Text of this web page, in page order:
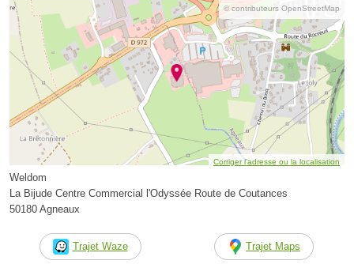
© contributeurs OpenStreetMap
Corriger l’adresse ou la localisation
Weldom
La Bijude Centre Commercial l'Odyssée Route de Coutances
50180 Agneaux
Trajet Waze Trajet Maps